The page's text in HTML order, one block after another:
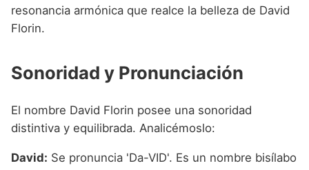
resonancia armónica que realce la belleza de David
Florin.
Sonoridad y Pronunciación
El nombre David Florin posee una sonoridad
distintiva y equilibrada. Analicémoslo:
David: Se pronuncia 'Da-VID'. Es un nombre bisílabo